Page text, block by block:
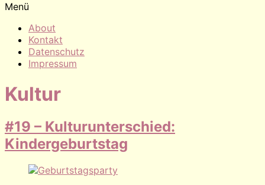
Menü
About
Kontakt
Datenschutz
Impressum
Kultur
#19 – Kulturunterschied:
Kindergeburtstag